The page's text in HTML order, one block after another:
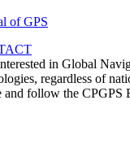
of GPS
in Global
regardless of
and follow the CPGPS